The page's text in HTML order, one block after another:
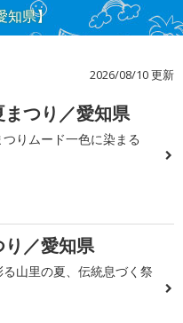
知県】
2026/08/10 更新
つり／愛知県
りムード一色に染まる
／愛知県
山里の夏、伝統息づく祭